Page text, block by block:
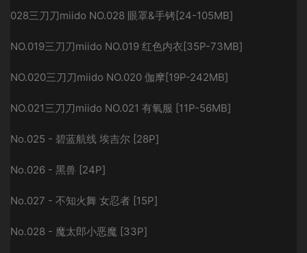
028三刀刀miido NO.028 眼罩&手铐[24-105MB]
NO.019三刀刀miido NO.019 红色内衣[35P-73MB]
NO.020三刀刀miido NO.020 伽摩[19P-242MB]
NO.021三刀刀miido NO.021 有氧服 [11P-56MB]
No.025 - 碧蓝航线 埃吉尔 [28P]
No.026 - 黑兽 [24P]
No.027 - 不知火舞 女忍者 [15P]
No.028 - 魔太郎小恶魔 [33P]